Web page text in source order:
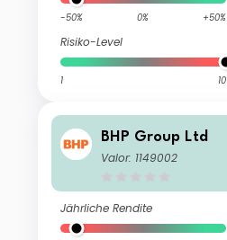
-50% 0% +50%
Risiko-Level
1 10
BHP Group Ltd
Valor: 1149002
Jährliche Rendite